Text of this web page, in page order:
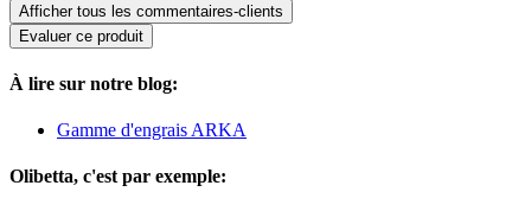
Afficher tous les commentaires-clients
Evaluer ce produit
À lire sur notre blog:
Gamme d'engrais ARKA
Olibetta, c'est par exemple: